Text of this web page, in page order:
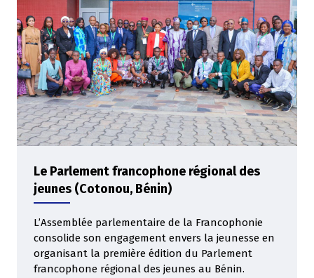
Le Parlement francophone régional des
jeunes (Cotonou, Bénin)
L’Assemblée parlementaire de la Francophonie
consolide son engagement envers la jeunesse en
organisant la première édition du Parlement
francophone régional des jeunes au Bénin.